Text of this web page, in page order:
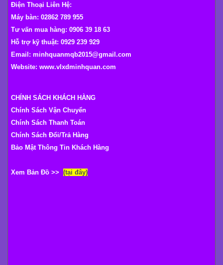
Điện Thoại Liên Hệ:
Máy bàn: 02862 789 955
Tư vấn mua hàng: 0906 39 18 63
Hỗ trợ kỹ thuật: 0929 239 929
Email: minhquanmqb2015@gmail.com
Website: www.vlxdminhquan.com
CHÍNH SÁCH KHÁCH HÀNG
Chính Sách Vận Chuyển
Chính Sách Thanh Toán
Chính Sách Đổi/Trả Hàng
Bảo Mật Thông Tin Khách Hàng
Xem Bản Đồ >> (tại đây)